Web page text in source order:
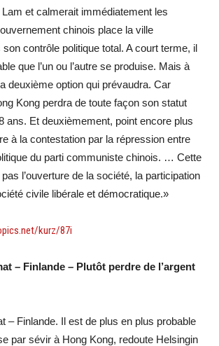
et calmerait immédiatement les
chinois place la ville
contrôle politique total. A court terme, il
que l’un ou l’autre se produise. Mais à
deuxième option qui prévaudra. Car
Kong perdra de toute façon son statut
ans. Et deuxièmement, point encore plus
à la contestation par la répression entre
du parti communiste chinois. … Cette
l’ouverture de la société, la participation
civile libérale et démocratique.»
kurz/87i
– Finlande – Plutôt perdre de l’argent
– Finlande. Il est de plus en plus probable
par sévir à Hong Kong, redoute Helsingin